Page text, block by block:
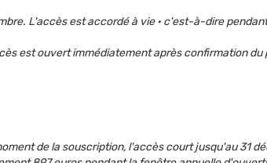
L'accès est accordé à vie · c'est-à-dire
est ouvert immédiatement après confirmation du
de la souscription, l'accès court jusqu'au 31